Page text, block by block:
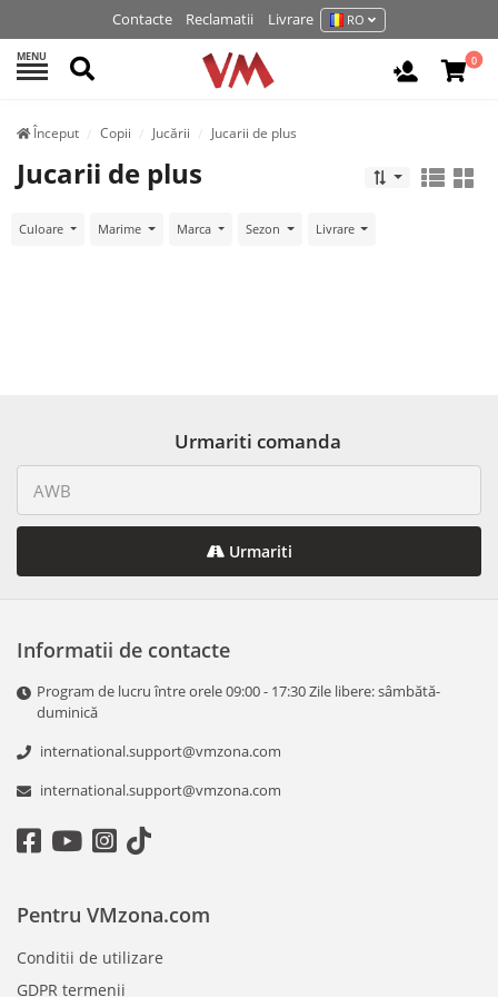
Contacte Reclamatii Livrare RO
MENU Cautati 0
Început Copii Jucării Jucarii de plus
Jucarii de plus
Culoare Marime Marca Sezon Livrare
Urmariti comanda
Urmariti
Informatii de contacte
Program de lucru între orele 09:00 - 17:30 Zile libere: sâmbătă-
duminică
international.support@vmzona.com
international.support@vmzona.com
Pentru VMzona.com
Conditii de utilizare
GDPR termenii